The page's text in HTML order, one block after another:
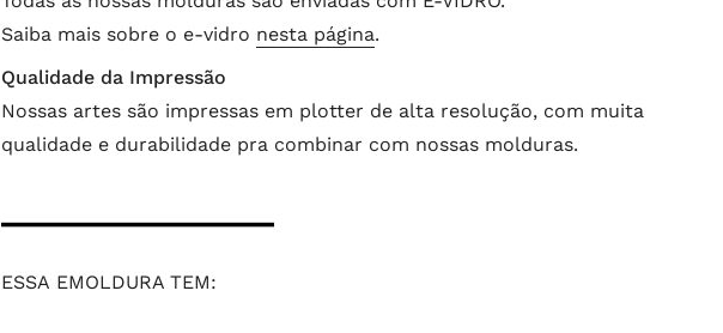
Saiba mais sobre o e-vidro nesta página.
Qualidade da Impressão
Nossas artes são impressas em plotter de alta resolução, com muita
qualidade e durabilidade pra combinar com nossas molduras.
ESSA EMOLDURA TEM: